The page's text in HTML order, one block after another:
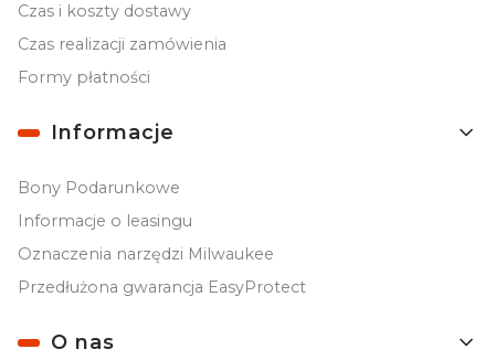
Czas i koszty dostawy
Czas realizacji zamówienia
Formy płatności
Informacje
Bony Podarunkowe
Informacje o leasingu
Oznaczenia narzędzi Milwaukee
Przedłużona gwarancja EasyProtect
O nas